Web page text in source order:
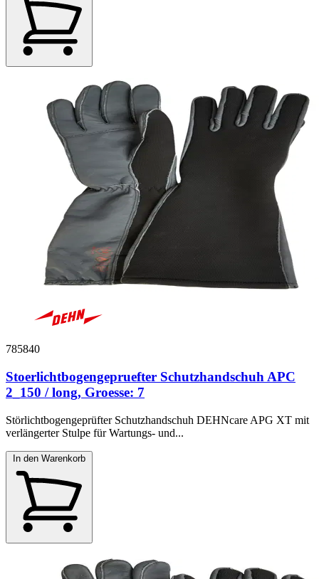
785840
Stoerlichtbogengepruefter Schutzhandschuh APC
2_150 / long, Groesse: 7
Störlichtbogengeprüfter Schutzhandschuh DEHNcare APG XT mit
verlängerter Stulpe für Wartungs- und...
In den Warenkorb